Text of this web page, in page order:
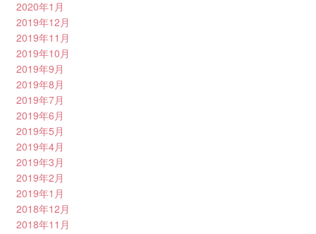
2020年1月
2019年12月
2019年11月
2019年10月
2019年9月
2019年8月
2019年7月
2019年6月
2019年5月
2019年4月
2019年3月
2019年2月
2019年1月
2018年12月
2018年11月